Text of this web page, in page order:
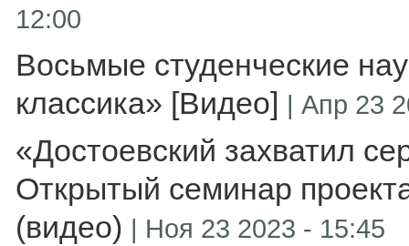
12:00
Восьмые студенческие
классика» [Видео] | Апр 23
«Достоевский захватил
Открытый семинар
(видео) | Ноя 23 2023 - 15:45